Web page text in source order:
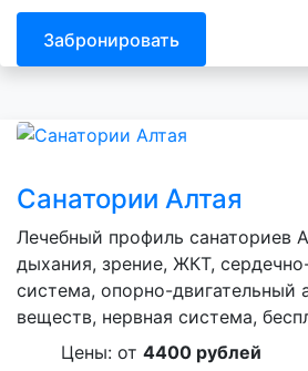
Забронировать
Санатории Алтая
Лечебный профиль санаториев
дыхания, зрение, ЖКТ,
система, опорно-двигательный
веществ, нервная система,
Цены: от 4400 рублей